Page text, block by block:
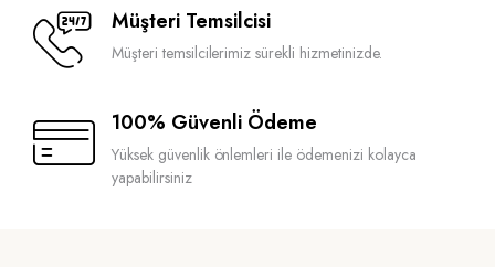
Müşteri Temsilcisi
Müşteri temsilcilerimiz sürekli hizmetinizde.
100% Güvenli Ödeme
Yüksek güvenlik önlemleri ile ödemenizi kolayca
yapabilirsiniz